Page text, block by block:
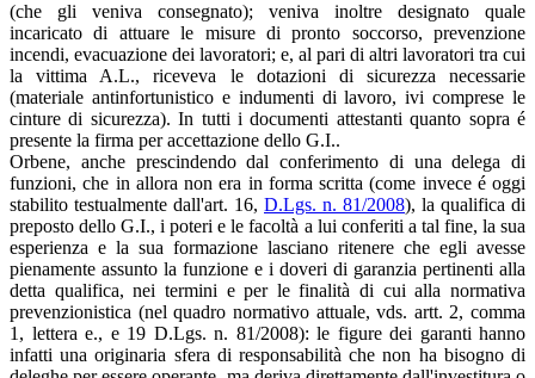
(che gli veniva consegnato); veniva inoltre designato quale
incaricato di attuare le misure di pronto soccorso, prevenzione
incendi, evacuazione dei lavoratori; e, al pari di altri lavoratori tra cui
la vittima A.L., riceveva le dotazioni di sicurezza necessarie
(materiale antinfortunistico e indumenti di lavoro, ivi comprese le
cinture di sicurezza). In tutti i documenti attestanti quanto sopra é
presente la firma per accettazione dello G.I..
Orbene, anche prescindendo dal conferimento di una delega di
funzioni, che in allora non era in forma scritta (come invece é oggi
stabilito testualmente dall'art. 16, D.Lgs. n. 81/2008), la qualifica di
preposto dello G.I., i poteri e le facoltà a lui conferiti a tal fine, la sua
esperienza e la sua formazione lasciano ritenere che egli avesse
pienamente assunto la funzione e i doveri di garanzia pertinenti alla
detta qualifica, nei termini e per le finalità di cui alla normativa
prevenzionistica (nel quadro normativo attuale, vds. artt. 2, comma
1, lettera e., e 19 D.Lgs. n. 81/2008): le figure dei garanti hanno
infatti una originaria sfera di responsabilità che non ha bisogno di